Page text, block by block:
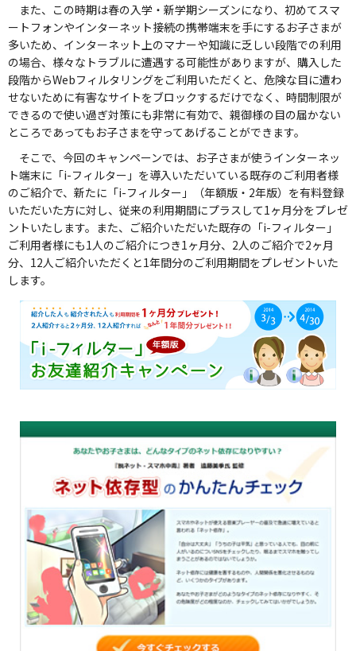
また、この時期は春の入学・新学期シーズンになり、初めてスマ
ートフォンやインターネット接続の携帯端末を手にするお子さまが
多いため、インターネット上のマナーや知識に乏しい段階での利用
の場合、様々なトラブルに遭遇する可能性がありますが、購入した
段階からWebフィルタリングをご利用いただくと、危険な目に遭わ
せないために有害なサイトをブロックするだけでなく、時間制限が
できるので使い過ぎ対策にも非常に有効で、親御様の目の届かない
ところであってもお子さまを守ってあげることができます。
そこで、今回のキャンペーンでは、お子さまが使うインターネッ
ト端末に「i-フィルター」を導入いただいている既存のご利用者様
のご紹介で、新たに「i-フィルター」（年額版・2年版）を有料登録
いただいた方に対し、従来の利用期間にプラスして1ヶ月分をプレゼ
ントいたします。また、ご紹介いただいた既存の「i-フィルター」
ご利用者様にも1人のご紹介につき1ヶ月分、2人のご紹介で2ヶ月
分、12人ご紹介いただくと1年間分のご利用期間をプレゼントいた
します。